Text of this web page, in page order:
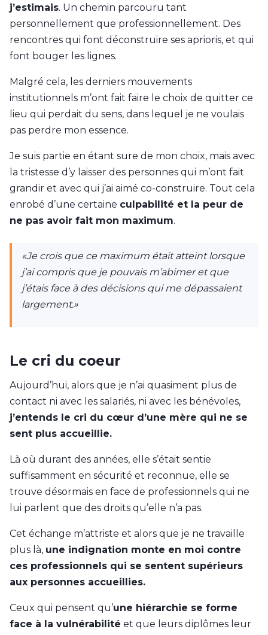
j’estimais. Un chemin parcouru tant
personnellement que professionnellement. Des
rencontres qui font déconstruire ses aprioris, et qui
font bouger les lignes.
Malgré cela, les derniers mouvements
institutionnels m’ont fait faire le choix de quitter ce
lieu qui perdait du sens, dans lequel je ne voulais
pas perdre mon essence.
Je suis partie en étant sure de mon choix, mais avec
la tristesse d’y laisser des personnes qui m’ont fait
grandir et avec qui j’ai aimé co-construire. Tout cela
enrobé d’une certaine culpabilité et la peur de
ne pas avoir fait mon maximum.
«Je crois que ce maximum était atteint lorsque
j’ai compris que je pouvais m’abimer et que
j’étais face à des décisions qui me dépassaient
largement.»
Le cri du coeur
Aujourd’hui, alors que je n’ai quasiment plus de
contact ni avec les salariés, ni avec les bénévoles,
j’entends le cri du cœur d’une mère qui ne se
sent plus accueillie.
Là où durant des années, elle s’était sentie
suffisamment en sécurité et reconnue, elle se
trouve désormais en face de professionnels qui ne
lui parlent que des droits qu’elle n’a pas.
Cet échange m’attriste et alors que je ne travaille
plus là, une indignation monte en moi contre
ces professionnels qui se sentent supérieurs
aux personnes accueillies.
Ceux qui pensent qu’une hiérarchie se forme
face à la vulnérabilité et que leurs diplômes leur